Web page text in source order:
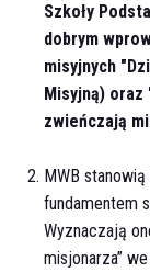
Szkoły
dobrym
misyjnych
Misyjną)
zwieńczają
MWB
fundamentem
Wyznaczają
misjonarza”